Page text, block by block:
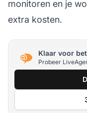
monitoren en je
extra kosten.
Klaar voor
Probeer